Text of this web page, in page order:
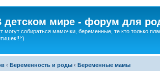
детском мире - форум для
могут собираться мамочки, беременные, те кто только
‹ Беременность и роды ‹ Беременные мамы